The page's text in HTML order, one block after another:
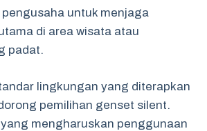
untuk menjaga
di area wisata atau
padat.
lingkungan yang diterapkan
pemilihan genset silent.
mengharuskan penggunaan